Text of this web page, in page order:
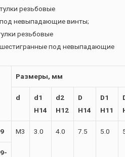
резьбовые
невыпадающие винты;
резьбовые
под невыпадающие
Размеры, мм
d
d1
H14
d2
H12
D
H14
D1
H11
М3 3.0 4.0 7.5 5.0